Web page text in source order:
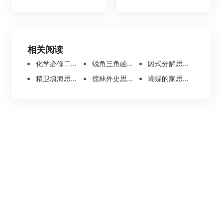
相关阅读
化学必修二思维导图合集，高中高清化学思维导图整理 锐角三角函数思维导图 | 数学思维导图分享
因式分解思维导图高清版-数学思维导图模板分享
精卫填海思维导图怎么画？高清版精卫填海思维导图模板分享
儒林外史思维导图大全|高清版免费思维导图模板 蝴蝶的家思维导图怎么画？高清版蝴蝶的家思维导图分享